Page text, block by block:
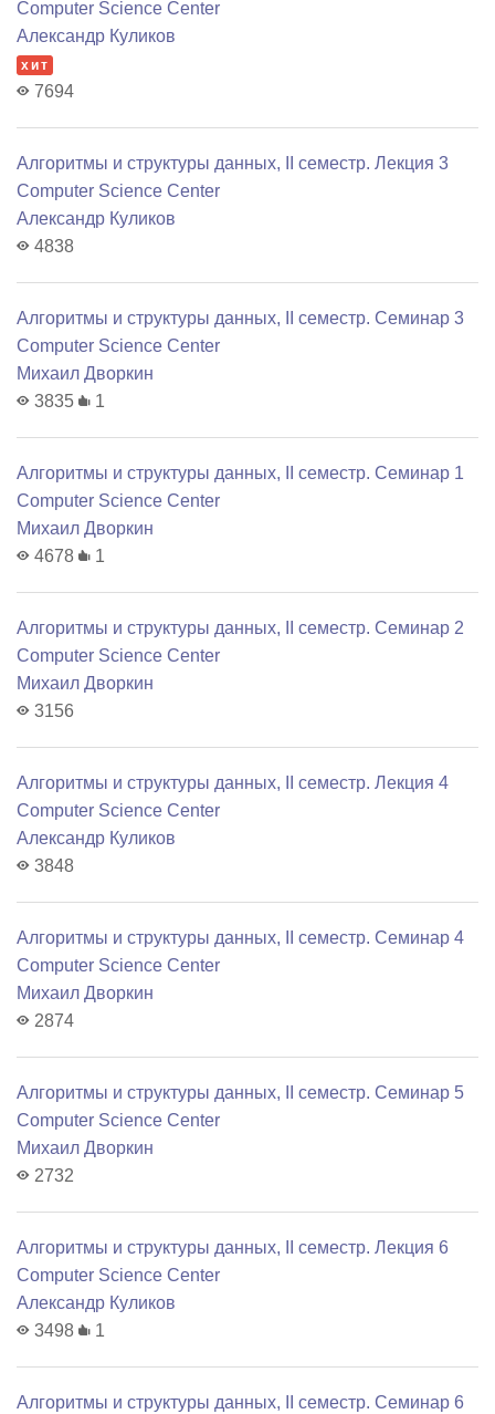
Computer Science Center
Александр Куликов
хит
7694
Алгоритмы и структуры данных, II семестр. Лекция 3
Computer Science Center
Александр Куликов
4838
Алгоритмы и структуры данных, II семестр. Семинар 3
Computer Science Center
Михаил Дворкин
3835
1
Алгоритмы и структуры данных, II семестр. Семинар 1
Computer Science Center
Михаил Дворкин
4678
1
Алгоритмы и структуры данных, II семестр. Семинар 2
Computer Science Center
Михаил Дворкин
3156
Алгоритмы и структуры данных, II семестр. Лекция 4
Computer Science Center
Александр Куликов
3848
Алгоритмы и структуры данных, II семестр. Семинар 4
Computer Science Center
Михаил Дворкин
2874
Алгоритмы и структуры данных, II семестр. Семинар 5
Computer Science Center
Михаил Дворкин
2732
Алгоритмы и структуры данных, II семестр. Лекция 6
Computer Science Center
Александр Куликов
3498
1
Алгоритмы и структуры данных, II семестр. Семинар 6